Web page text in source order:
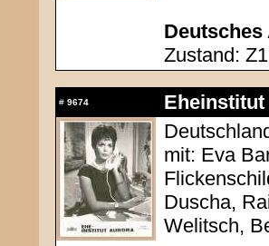
Deutsches
Zustand: Z1
# 9674
mit: Eva
Duscha,
Welitsch,